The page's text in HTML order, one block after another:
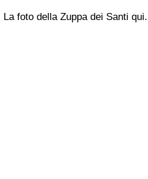
La foto della Zuppa dei Santi qui.